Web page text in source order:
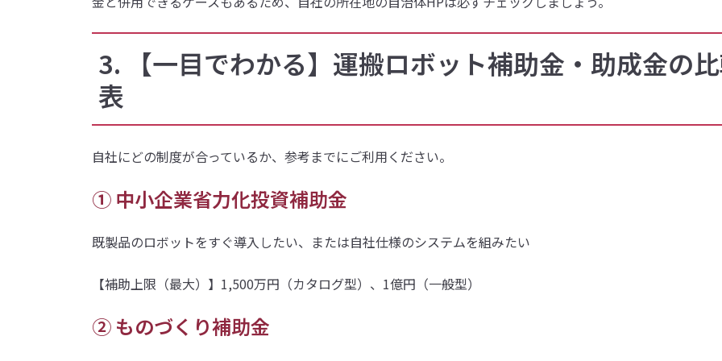
3. 【一目でわかる】運搬ロボット補助金・助成金の
表
自社にどの制度が合っているか、参考までにご利用ください。
① 中小企業省力化投資補助金
既製品のロボットをすぐ導入したい、または自社仕様のシステムを組みたい
【補助上限（最大）】1,500万円（カタログ型）、1億円（一般型）
② ものづくり補助金